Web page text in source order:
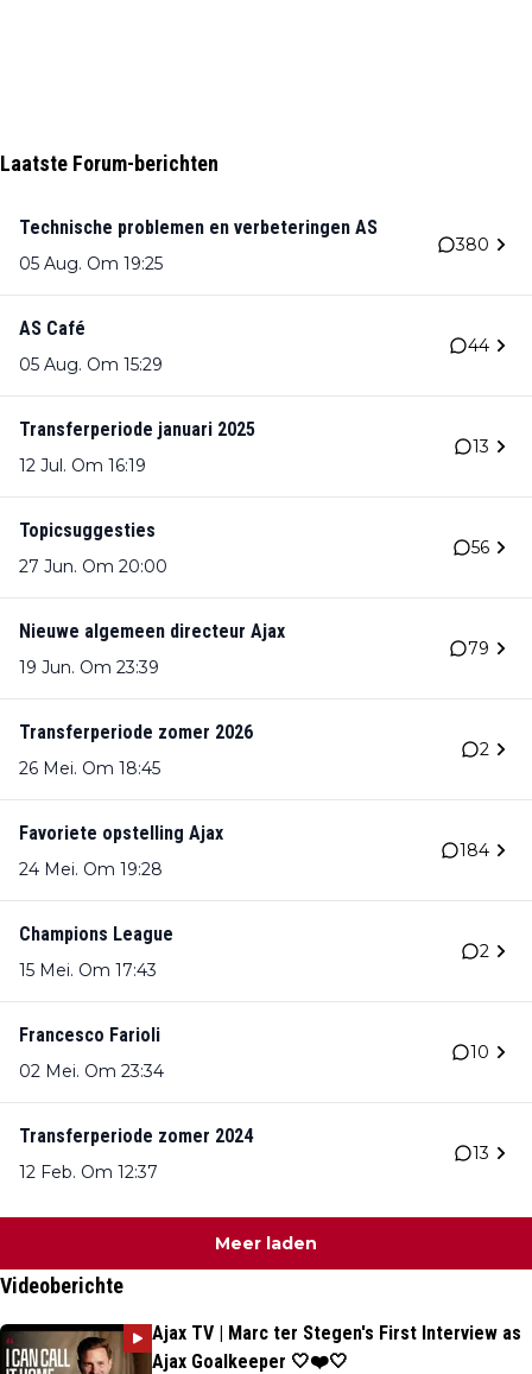
Laatste Forum-berichten
Technische problemen en verbeteringen AS
05 Aug. Om 19:25
380
AS Café
05 Aug. Om 15:29
44
Transferperiode januari 2025
12 Jul. Om 16:19
13
Topicsuggesties
27 Jun. Om 20:00
56
Nieuwe algemeen directeur Ajax
19 Jun. Om 23:39
79
Transferperiode zomer 2026
26 Mei. Om 18:45
2
Favoriete opstelling Ajax
24 Mei. Om 19:28
184
Champions League
15 Mei. Om 17:43
2
Francesco Farioli
02 Mei. Om 23:34
10
Transferperiode zomer 2024
12 Feb. Om 12:37
13
Meer laden
Videoberichte
Ajax TV | Marc ter Stegen's First Interview as
Ajax Goalkeeper 🤍❤️🤍